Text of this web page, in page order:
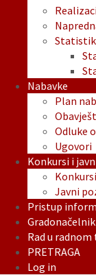
Nabavke
Plan
Odluke
Ugovori
Konkursi i
Konkursi
Javni
Pristup
Gradonačelnik
Rad u
PRETRAGA
Log in